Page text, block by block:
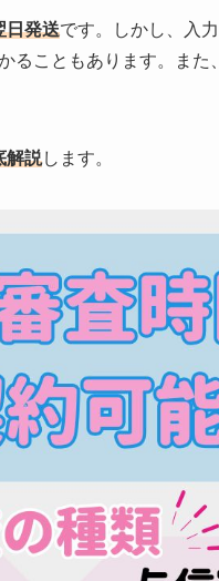
日発送です。しかし、入
ることもあります。また
解説します。